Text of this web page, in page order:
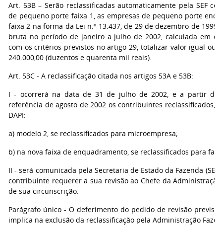
Art. 53B – Serão reclassificadas automaticamente pela SEF
de pequeno porte faixa 1, as empresas de pequeno porte
faixa 2 na forma da Lei n.º 13.437, de 29 de dezembro de
bruta no período de janeiro a julho de 2002, calculada em
com os critérios previstos no artigo 29, totalizar valor igual ou
240.000,00 (duzentos e quarenta mil reais).
Art. 53C - A reclassificação citada nos artigos 53A e 53B:
I - ocorrerá na data de 31 de julho de 2002, e a partir do
referência de agosto de 2002 os contribuintes reclassificados,
DAPI:
a) modelo 2, se reclassificados para microempresa;
b) na nova faixa de enquadramento, se reclassificados para
II - será comunicada pela Secretaria de Estado da Fazenda
contribuinte requerer a sua revisão ao Chefe da
de sua circunscrição.
Parágrafo único - O deferimento do pedido de revisão
implica na exclusão da reclassificação pela Administração